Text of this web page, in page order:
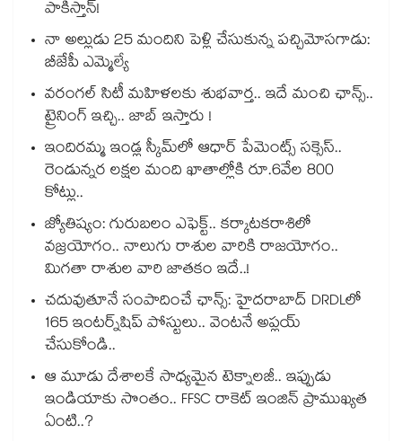
పాకిస్తాన్!
నా అల్లుడు 25 మందిని పెళ్లి చేసుకున్న పచ్చిమోసగాడు:
బీజేపీ ఎమ్మెల్యే
వరంగల్ సిటీ మహిళలకు శుభవార్త.. ఇదే మంచి ఛాన్స్..
ట్రైనింగ్ ఇచ్చి.. జాబ్ ఇస్తారు !
ఇందిరమ్మ ఇండ్ల స్కీమ్‌‌‌‌‌‌‌‌లో ఆధార్ పేమెంట్స్ సక్సెస్..
రెండున్నర లక్షల మంది ఖాతాల్లోకి రూ.6వేల 800
కోట్లు..
జ్యోతిష్యం: గురుబలం ఎఫెక్ట్.. కర్కాటకరాశిలో
వజ్రయోగం.. నాలుగు రాశుల వారికి రాజయోగం..
మిగతా రాశుల వారి జాతకం ఇదే..!
చదువుతూనే సంపాదించే ఛాన్స్: హైదరాబాద్ DRDLలో
165 ఇంటర్న్‌షిప్ పోస్టులు.. వెంటనే అప్లయ్
చేసుకోండి..
ఆ మూడు దేశాలకే సాధ్యమైన టెక్నాలజీ.. ఇప్పుడు
ఇండియాకు సొంతం.. FFSC రాకెట్ ఇంజిన్ ప్రాముఖ్యత
ఏంటి..?